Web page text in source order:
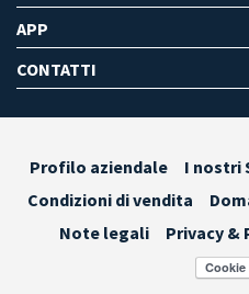
APP
CONTATTI
Profilo aziendale I nostri
Condizioni di vendita
Note legali
Privacy &